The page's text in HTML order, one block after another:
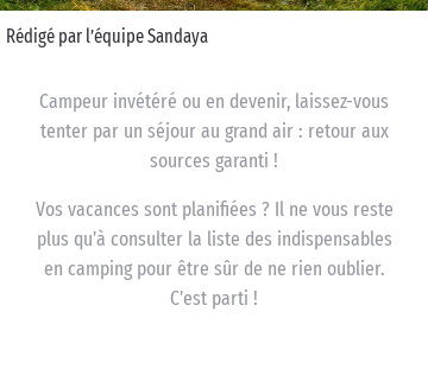
Rédigé par l’équipe Sandaya
Campeur invétéré ou en devenir, laissez-vous
tenter par un séjour au grand air : retour aux
sources garanti !
Vos vacances sont planifiées ? Il ne vous reste
plus qu’à consulter la liste des indispensables
en camping pour être sûr de ne rien oublier.
C’est parti !